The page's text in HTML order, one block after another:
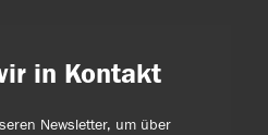
in Kontakt
Newsletter, um über